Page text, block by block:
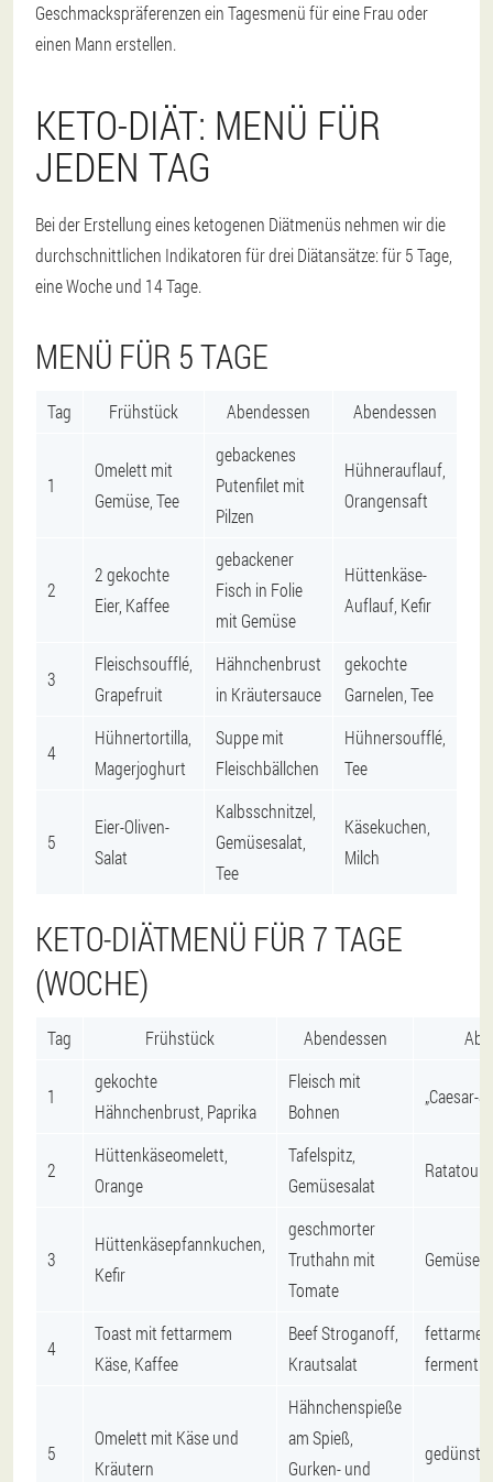
Geschmackspräferenzen ein Tagesmenü für eine Frau oder
einen Mann erstellen.
KETO-DIÄT: MENÜ FÜR
JEDEN TAG
Bei der Erstellung eines ketogenen Diätmenüs nehmen wir die
durchschnittlichen Indikatoren für drei Diätansätze: für 5 Tage,
eine Woche und 14 Tage.
MENÜ FÜR 5 TAGE
Tag Frühstück Abendessen Abendessen
1
Omelett mit
Gemüse, Tee
gebackenes
Putenfilet mit
Pilzen
Hühnerauflauf,
Orangensaft
2
2 gekochte
Eier, Kaffee
gebackener
Fisch in Folie
mit Gemüse
Hüttenkäse-
Auflauf, Kefir
3
Fleischsoufflé,
Grapefruit
Hähnchenbrust
in Kräutersauce
gekochte
Garnelen, Tee
4
Hühnertortilla,
Magerjoghurt
Suppe mit
Fleischbällchen
Hühnersoufflé,
Tee
5
Eier-Oliven-
Salat
Kalbsschnitzel,
Gemüsesalat,
Tee
Käsekuchen,
Milch
KETO-DIÄTMENÜ FÜR 7 TAGE
(WOCHE)
Tag Frühstück Abendessen
1
gekochte
Hähnchenbrust, Paprika
Fleisch mit
Bohnen
„Caesar-
2
Hüttenkäseomelett,
Orange
Tafelspitz,
Gemüsesalat
3
Hüttenkäsepfannkuchen,
Kefir
geschmorter
Truthahn mit
Tomate
4
Toast mit fettarmem
Käse, Kaffee
Beef Stroganoff,
Krautsalat
fettarmer
5
Omelett mit Käse und
Kräutern
Hähnchenspieße
am Spieß,
Gurken- und